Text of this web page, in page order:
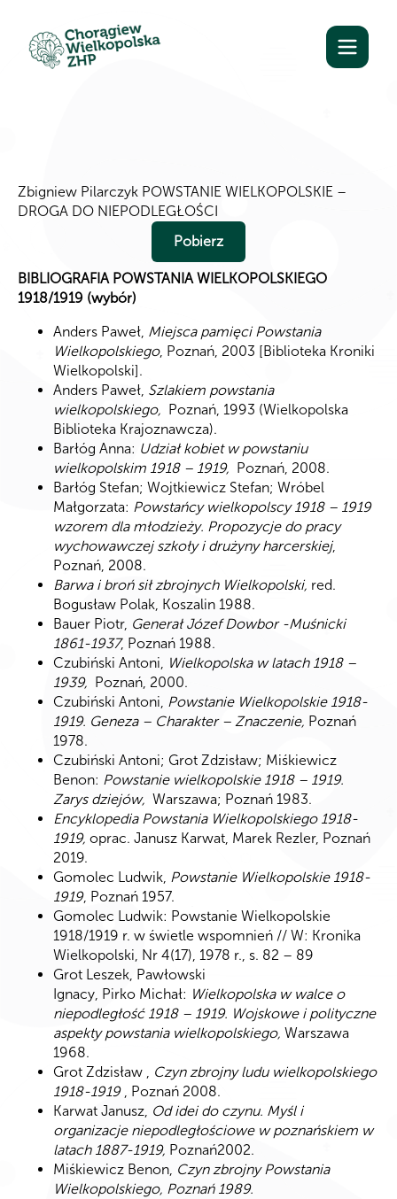
Zbigniew Pilarczyk POWSTANIE WIELKOPOLSKIE –
DROGA DO NIEPODLEGŁOŚCI
Pobierz
BIBLIOGRAFIA POWSTANIA WIELKOPOLSKIEGO
1918/1919 (wybór)
Anders Paweł, Miejsca pamięci Powstania
Wielkopolskiego, Poznań, 2003 [Biblioteka Kroniki
Wielkopolski].
Anders Paweł, Szlakiem powstania
wielkopolskiego, Poznań, 1993 (Wielkopolska
Biblioteka Krajoznawcza).
Barłóg Anna: Udział kobiet w powstaniu
wielkopolskim 1918 – 1919, Poznań, 2008.
Barłóg Stefan; Wojtkiewicz Stefan; Wróbel
Małgorzata: Powstańcy wielkopolscy 1918 – 1919
wzorem dla młodzieży. Propozycje do pracy
wychowawczej szkoły i drużyny harcerskiej,
Poznań, 2008.
Barwa i broń sił zbrojnych Wielkopolski, red.
Bogusław Polak, Koszalin 1988.
Bauer Piotr, Generał Józef Dowbor -Muśnicki
1861-1937, Poznań 1988.
Czubiński Antoni, Wielkopolska w latach 1918 –
1939, Poznań, 2000.
Czubiński Antoni, Powstanie Wielkopolskie 1918-
1919. Geneza – Charakter – Znaczenie, Poznań
1978.
Czubiński Antoni; Grot Zdzisław; Miśkiewicz
Benon: Powstanie wielkopolskie 1918 – 1919.
Zarys dziejów, Warszawa; Poznań 1983.
Encyklopedia Powstania Wielkopolskiego 1918-
1919, oprac. Janusz Karwat, Marek Rezler, Poznań
2019.
Gomolec Ludwik, Powstanie Wielkopolskie 1918-
1919, Poznań 1957.
Gomolec Ludwik: Powstanie Wielkopolskie
1918/1919 r. w świetle wspomnień // W: Kronika
Wielkopolski, Nr 4(17), 1978 r., s. 82 – 89
Grot Leszek, Pawłowski
Ignacy, Pirko Michał: Wielkopolska w walce o
niepodległość 1918 – 1919. Wojskowe i polityczne
aspekty powstania wielkopolskiego, Warszawa
1968.
Grot Zdzisław , Czyn zbrojny ludu wielkopolskiego
1918-1919, Poznań 2008.
Karwat Janusz, Od idei do czynu. Myśl i
organizacje niepodległościowe w poznańskiem w
latach 1887-1919, Poznań2002.
Miśkiewicz Benon, Czyn zbrojny Powstania
Wielkopolskiego, Poznań 1989.